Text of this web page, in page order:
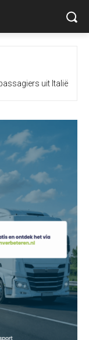
uit Italië